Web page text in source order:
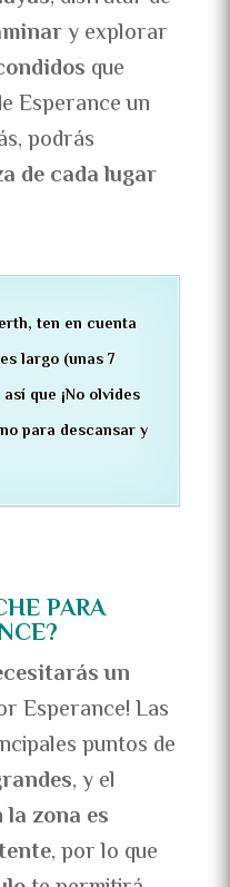
y explorar
que
Esperance un
podrás
de cada lugar
ten en cuenta
largo (unas 7
que ¡No olvides
para descansar y
PARA
un
Esperance! Las
puntos de
, y el
zona es
, por lo que